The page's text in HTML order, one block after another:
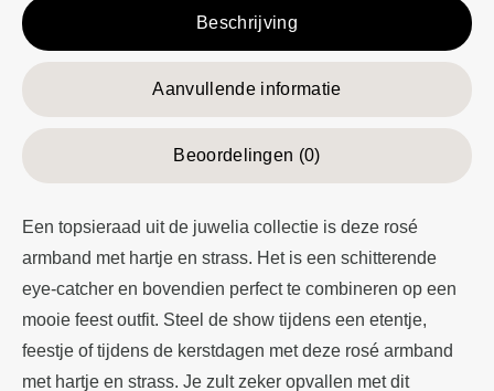
Beschrijving
Aanvullende informatie
Beoordelingen (0)
Een topsieraad uit de juwelia collectie is deze rosé
armband met hartje en strass. Het is een schitterende
eye-catcher en bovendien perfect te combineren op een
mooie feest outfit. Steel de show tijdens een etentje,
feestje of tijdens de kerstdagen met deze rosé armband
met hartje en strass. Je zult zeker opvallen met dit